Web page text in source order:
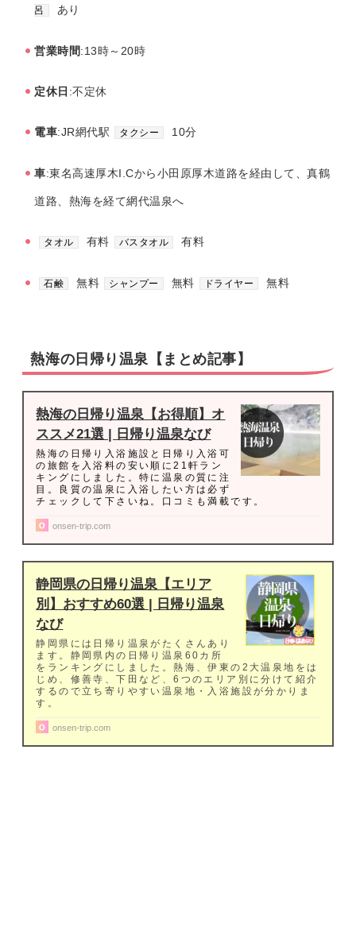
呂 あり
営業時間:13時～20時
定休日 :不定休
電車:JR網代駅 タクシー 10分
車:東名高速厚木I.Cから小田原厚木道路を経由して、真鶴
道路、熱海を経て網代温泉へ
タオル 有料 バスタオル 有料
石鹸 無料 シャンプー 無料 ドライヤー 無料
熱海の日帰り温泉【まとめ記事】
熱海の日帰り温泉【お得順】オ
ススメ21選 | 日帰り温泉なび
熱海の日帰り入浴施設と日帰り入浴可
の旅館を入浴料の安い順に21軒ラン
キングにしました。特に温泉の質に注
目。良質の温泉に入浴したい方は必ず
チェックして下さいね。口コミも満載です。
onsen-trip.com
静岡県の日帰り温泉【エリア
別】おすすめ60選 | 日帰り温泉
なび
静岡県には日帰り温泉がたくさんあり
ます。静岡県内の日帰り温泉60カ所
をランキングにしました。熱海、伊東の2大温泉地をは
じめ、修善寺、下田など、6つのエリア別に分けて紹介
するので立ち寄りやすい温泉地・入浴施設が分かりま
す。
onsen-trip.com